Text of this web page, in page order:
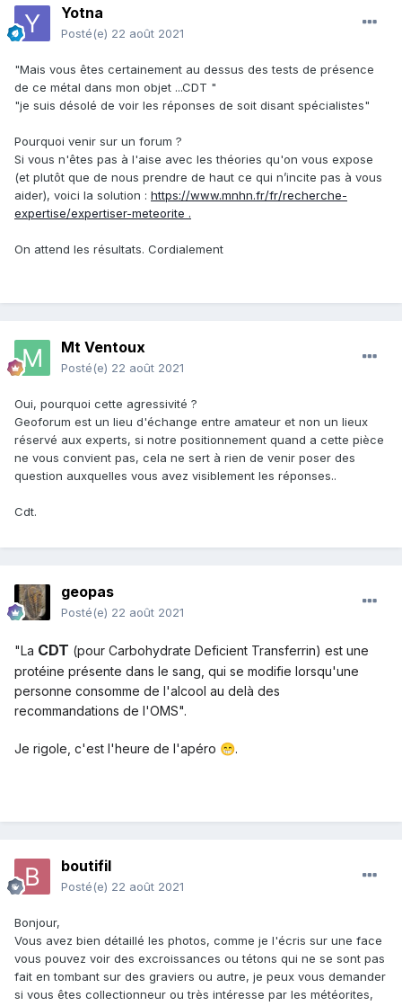
Yotna
Posté(e) 22 août 2021
"Mais vous êtes certainement au dessus des tests de présence
de ce métal dans mon objet ...CDT "
"je suis désolé de voir les réponses de soit disant spécialistes"
Pourquoi venir sur un forum ?
Si vous n'êtes pas à l'aise avec les théories qu'on vous expose
(et plutôt que de nous prendre de haut ce qui n’incite pas à vous
aider), voici la solution : https://www.mnhn.fr/fr/recherche-
expertise/expertiser-meteorite .
On attend les résultats. Cordialement
Mt Ventoux
Posté(e) 22 août 2021
Oui, pourquoi cette agressivité ?
Geoforum est un lieu d'échange entre amateur et non un lieux
réservé aux experts, si notre positionnement quand a cette pièce
ne vous convient pas, cela ne sert à rien de venir poser des
question auxquelles vous avez visiblement les réponses..
Cdt.
geopas
Posté(e) 22 août 2021
"La CDT (pour Carbohydrate Deficient Transferrin) est une
protéine présente dans le sang, qui se modifie lorsqu'une
personne consomme de l'alcool au delà des
recommandations de l'OMS".
Je rigole, c'est l'heure de l'apéro 😁.
boutifil
Posté(e) 22 août 2021
Bonjour,
Vous avez bien détaillé les photos, comme je l'écris sur une face
vous pouvez voir des excroissances ou tétons qui ne se sont pas
fait en tombant sur des graviers ou autre, je peux vous demander
si vous êtes collectionneur ou très intéresse par les météorites,